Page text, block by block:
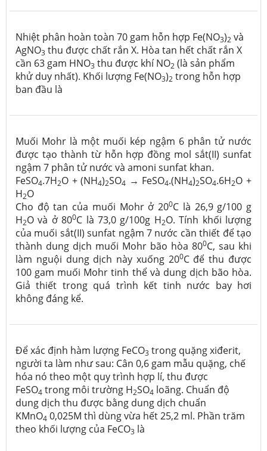
Nhiệt phân hoàn toàn 70 gam hỗn hợp Fe(NO3)2 và
AgNO3 thu được chất rắn X. Hòa tan hết chất rắn X
cần 63 gam HNO3 thu được khí NO2 (là sản phẩm
khử duy nhất). Khối lượng Fe(NO3)2 trong hỗn hợp
ban đầu là
Muối Mohr là một muối kép ngậm 6 phân tử nước
được tạo thành từ hỗn hợp đồng mol sắt(II) sunfat
ngậm 7 phân tử nước và amoni sunfat khan.
FeSO4.7H2O + (NH4)2SO4 → FeSO4.(NH4)2SO4.6H2O +
H2O
Cho độ tan của muối Mohr ở 200C là 26,9 g/100 g
H2O và ở 800C là 73,0 g/100g H2O. Tính khối lượng
của muối sắt(II) sunfat ngậm 7 nước cần thiết để tạo
thành dung dịch muối Mohr bão hòa 800C, sau khi
làm nguội dung dịch này xuống 200C để thu được
100 gam muối Mohr tinh thể và dung dịch bão hòa.
Giả thiết trong quá trình kết tinh nước bay hơi
không đáng kể.
Để xác định hàm lượng FeCO3 trong quặng xiđerit,
người ta làm như sau: Cân 0,6 gam mẫu quặng, chế
hóa nó theo một quy trình hợp lí, thu được
FeSO4 trong môi trường H2SO4 loãng. Chuẩn độ
dung dịch thu được bằng dung dịch chuẩn
KMnO4 0,025M thì dùng vừa hết 25,2 ml. Phần trăm
theo khối lượng của FeCO3 là